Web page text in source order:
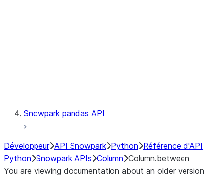
Snowpark pandas API
Développeur API Snowpark Python Référence d'API
Python Snowpark APIs Column Column.between
You are viewing documentation about an older version